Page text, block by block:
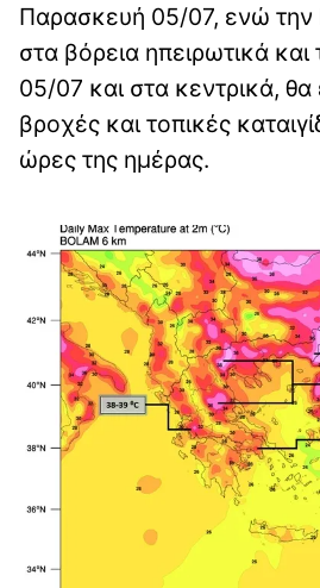
Παρασκευή 05/07, ενώ
στα βόρεια ηπειρωτικά
05/07 και στα κεντρικά,
βροχές και τοπικές
ώρες της ημέρας.